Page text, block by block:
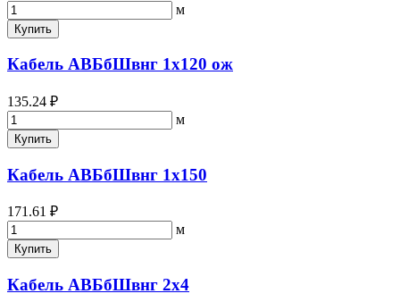
м
Купить
Кабель АВБбШвнг 1х120 ож
135.24 ₽
м
Купить
Кабель АВБбШвнг 1х150
171.61 ₽
м
Купить
Кабель АВБбШвнг 2х4